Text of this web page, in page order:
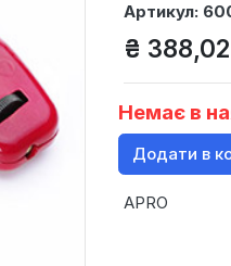
Артикул:
₴
Немає в
Додати в
APRO